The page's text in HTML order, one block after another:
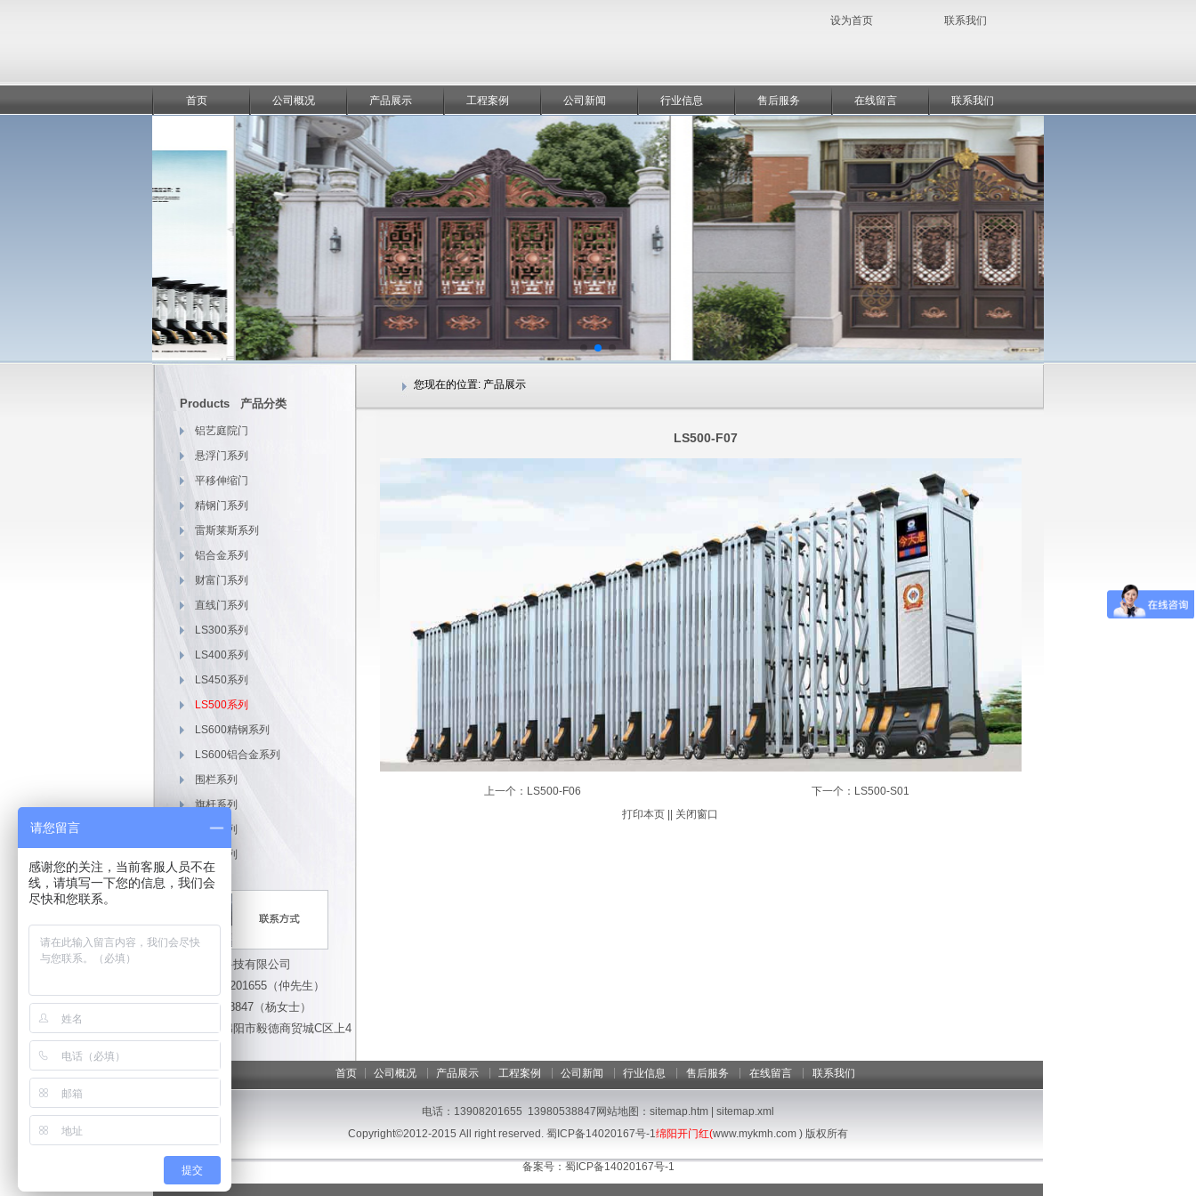
设为首页 联系我们
首页 公司概况 产品展示 工程案例 公司新闻 行业信息 售后服务 在线留言 联系我们
Products 产品分类
铝艺庭院门
悬浮门系列
平移伸缩门
精钢门系列
雷斯莱斯系列
铝合金系列
财富门系列
直线门系列
LS300系列
LS400系列
LS450系列
LS500系列
LS600精钢系列
LS600铝合金系列
围栏系列
旗杆系列
道闸系列
岗亭系列
绵阳开门红科技有限公司
手机：13908201655（仲先生）
13980538847（杨女士）
办公地址：绵阳市毅德商贸城C区上4
您现在的位置: 产品展示
LS500-F07
上一个： LS500-F06 下一个： LS500-S01
打印本页
关闭窗口
首页 公司概况 产品展示 工程案例 公司新闻 行业信息 售后服务 在线留言 联系我们
电话：13908201655 13980538847网站地图： sitemap.htm
sitemap.xml
Copyright©2012-2015 All right reserved. 蜀ICP备14020167号-1绵阳开门红(www.mykmh.com ) 版权所有
备案号： 蜀ICP备14020167号-1
请您留言
感谢您的关注，当前客服人员不在
线，请填写一下您的信息，我们会
尽快和您联系。
提交